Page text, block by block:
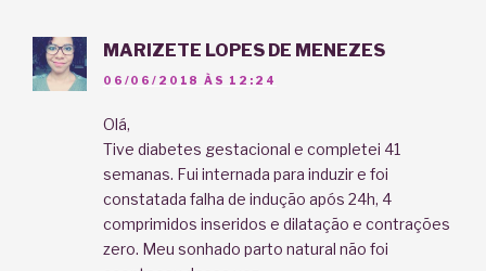
MARIZETE LOPES DE MENEZES
06/06/2018 ÀS 12:24
Olá,
Tive diabetes gestacional e completei 41
semanas. Fui internada para induzir e foi
constatada falha de indução após 24h, 4
comprimidos inseridos e dilatação e contrações
zero. Meu sonhado parto natural não foi